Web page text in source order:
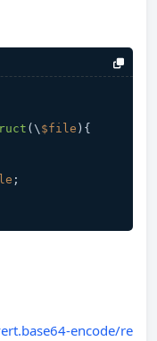
( \ $file )
;
encode/re